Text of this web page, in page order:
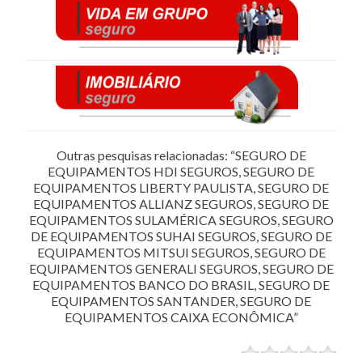
Outras pesquisas relacionadas: “SEGURO DE
EQUIPAMENTOS HDI SEGUROS, SEGURO DE
EQUIPAMENTOS LIBERTY PAULISTA, SEGURO DE
EQUIPAMENTOS ALLIANZ SEGUROS, SEGURO DE
EQUIPAMENTOS SULAMÉRICA SEGUROS, SEGURO
DE EQUIPAMENTOS SUHAI SEGUROS, SEGURO DE
EQUIPAMENTOS MITSUI SEGUROS, SEGURO DE
EQUIPAMENTOS GENERALI SEGUROS, SEGURO DE
EQUIPAMENTOS BANCO DO BRASIL, SEGURO DE
EQUIPAMENTOS SANTANDER, SEGURO DE
EQUIPAMENTOS CAIXA ECONÔMICA”